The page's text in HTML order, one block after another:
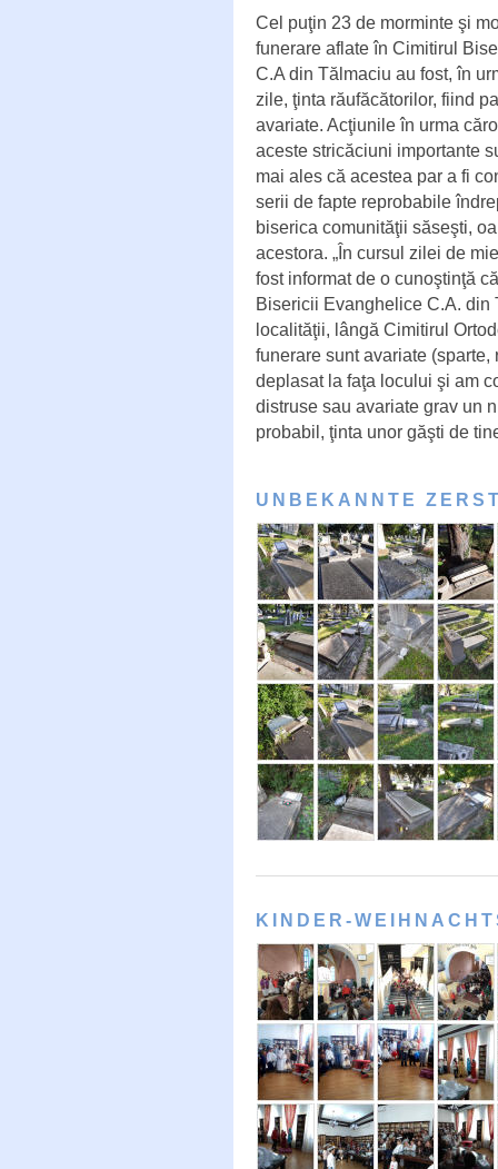
Cel puţin 23 de morminte şi
funerare aflate în Cimitirul
C.A din Tălmaciu au fost, în
zile, ţinta răufăcătorilor, fiind
avariate. Acţiunile în urma
aceste stricăciuni importante
mai ales că acestea par a fi
serii de fapte reprobabile
biserica comunităţii săseşti,
acestora. „În cursul zilei de
fost informat de o cunoştinţă
Bisericii Evanghelice C.A. din
localităţii, lângă Cimitirul
funerare sunt avariate
deplasat la faţa locului şi am
distruse sau avariate grav un
probabil, ţinta unor găşti de
UNBEKANNTE
KINDER-